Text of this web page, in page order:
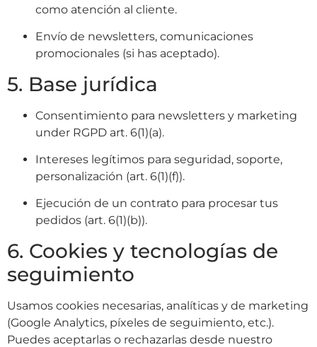
como atención al cliente.
Envío de newsletters, comunicaciones
promocionales (si has aceptado).
5. Base jurídica
Consentimiento para newsletters y marketing
under RGPD art. 6(1)(a).
Intereses legítimos para seguridad, soporte,
personalización (art. 6(1)(f)).
Ejecución de un contrato para procesar tus
pedidos (art. 6(1)(b)).
6. Cookies y tecnologías de
seguimiento
Usamos cookies necesarias, analíticas y de marketing
(Google Analytics, píxeles de seguimiento, etc.).
Puedes aceptarlas o rechazarlas desde nuestro